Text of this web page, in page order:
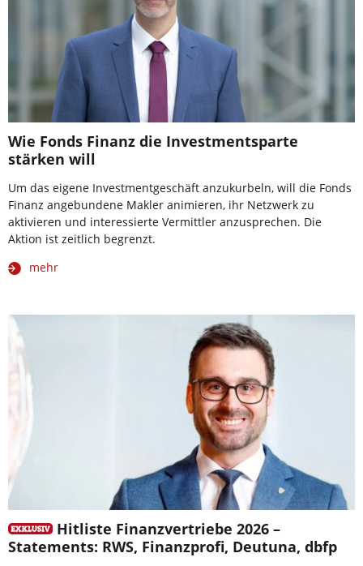
Wie Fonds Finanz die Investmentsparte
stärken will
Um das eigene Investmentgeschäft anzukurbeln, will die Fonds
Finanz angebundene Makler animieren, ihr Netzwerk zu
aktivieren und interessierte Vermittler anzusprechen. Die
Aktion ist zeitlich begrenzt.
mehr
Hitliste Finanzvertriebe 2026 –
Statements: RWS, Finanzprofi, Deutuna, dbfp